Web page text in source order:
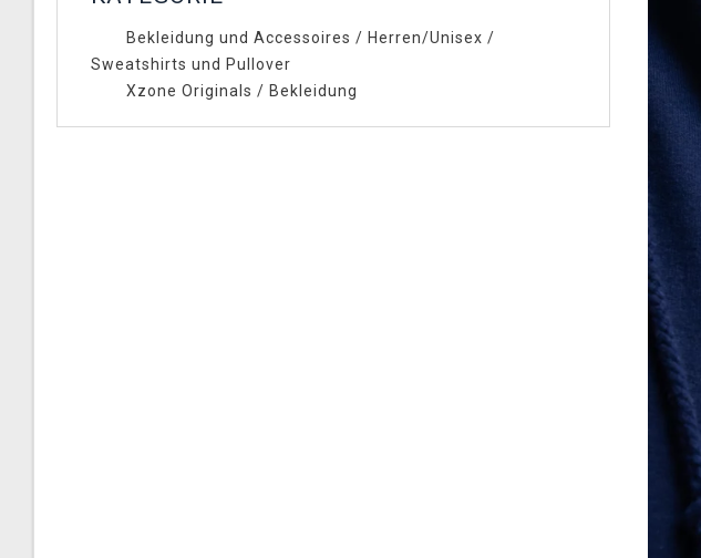
Bekleidung und Accessoires / Herren/Unisex /
Sweatshirts und Pullover
Xzone Originals / Bekleidung